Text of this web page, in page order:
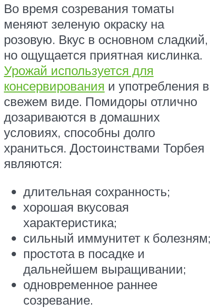
Во время созревания томаты
меняют зеленую окраску на
розовую. Вкус в основном сладкий,
но ощущается приятная кислинка.
Урожай используется для
консервирования и употребления в
свежем виде. Помидоры отлично
дозариваются в домашних
условиях, способны долго
храниться. Достоинствами Торбея
являются:
длительная сохранность;
хорошая вкусовая
характеристика;
сильный иммунитет к болезням;
простота в посадке и
дальнейшем выращивании;
одновременное раннее
созревание.